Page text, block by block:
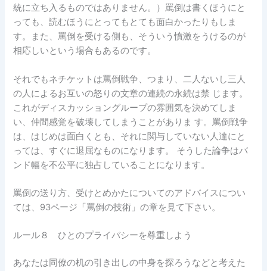
統に立ち入るものではありません。）罵倒は書くほうにと
っても、読むほうにとってもとても面白かったりもしま
す。また、罵倒を受ける側も、そういう憤激をうけるのが
相応しいという場合もあるのです。
それでもネチケットは罵倒戦争、つまり、二人ないし三人
の人によるお互いの怒りの文章の連続の永続は禁 じます。
これがディスカッショングループの雰囲気を決めてしま
い、仲間感覚を破壊してしまうことがありま す。罵倒戦争
は、はじめは面白くとも、それに関与していない人達にと
っては、すぐに退屈なものになります。 そうした論争はバ
ンド幅を不公平に独占していることになります。
罵倒の送り方、受けとめかたについてのアドバイスについ
ては、93ページ「罵倒の技術」の章を見て下さい。
ルール８ ひとのプライバシーを尊重しよう
あなたは同僚の机の引き出しの中身を探ろうなどと考えた